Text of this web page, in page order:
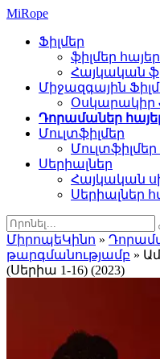
MiRope
Ֆիլմեր
ֆիլմեր
Հայկական
Միջազգային
Օսկարակիր
Դորամաներ
Մուլտֆիլմեր
Սերիալներ
Հայկական
Սերիալներ
ՄիրոպեԿինո »
թարգմանությամբ »
(Սերիա 1-16) (2023)